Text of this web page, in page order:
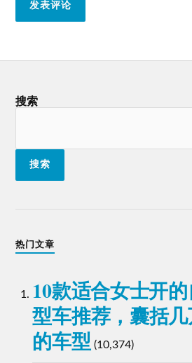
搜索
搜索
热门文章
10款适合女士开
型车推荐，囊括
的车型 (10,374)